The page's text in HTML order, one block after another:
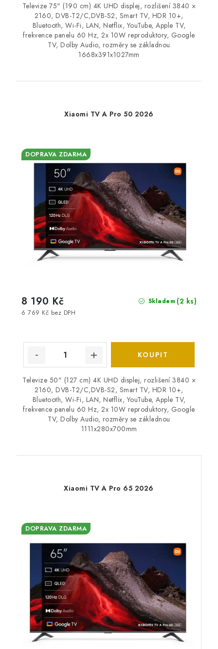
Televize 75" (190 cm) 4K UHD displej, rozlišení 3840 ×
2160, DVB-T2/C,DVB-S2, Smart TV, HDR 10+,
Bluetooth, Wi-Fi, LAN, Netflix, YouTube, Apple TV,
frekvence panelu 60 Hz, 2x 10W reproduktory, Google
TV, Dolby Audio, rozměry se základnou
1668x391x1027mm
Xiaomi TV A Pro 50 2026
DOPRAVA ZDARMA
Skladem (2 ks)
6 769 Kč bez DPH
8 190 Kč
Televize 50" (127 cm) 4K UHD displej, rozlišení 3840 ×
2160, DVB-T2/C,DVB-S2, Smart TV, HDR 10+,
Bluetooth, Wi-Fi, LAN, Netflix, YouTube, Apple TV,
frekvence panelu 60 Hz, 2x 10W reproduktory, Google
TV, Dolby Audio, rozměry se základnou
1111x280x700mm
Xiaomi TV A Pro 65 2026
DOPRAVA ZDARMA